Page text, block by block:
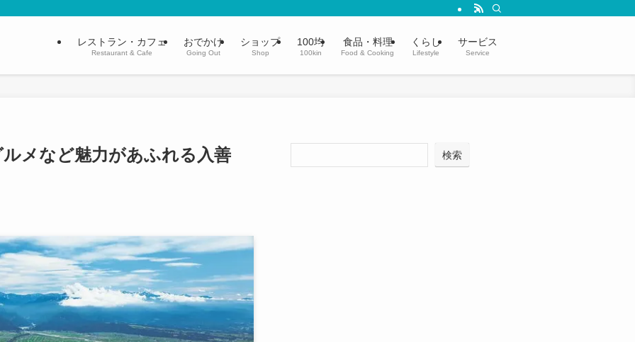
レストラン・カフェ
Restaurant & Cafe
おでかけ
Going Out
ショップ
Shop
100均
100kin
食品・料理
Food & Cooking
くらし
Lifestyle
サービス
Service
メなど魅力があふれる入善 検索